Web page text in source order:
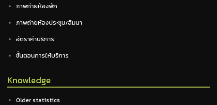
ภาพถ่ายห้องพัก
ภาพถ่ายห้องประชุม/สัมนา
อัตราค่าบริการ
ขั้นตอนการให้บริการ
Knowledge
Older statistics